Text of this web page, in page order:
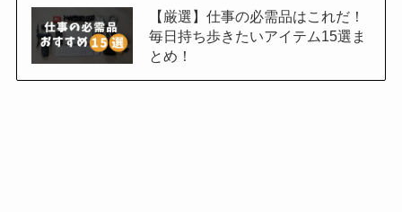
【厳選】仕事の必需品はこれだ！
毎日持ち歩きたいアイテム15選ま
とめ！